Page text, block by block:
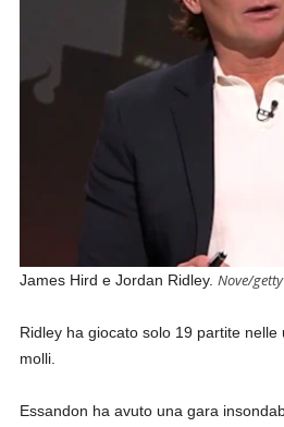
James Hird e Jordan Ridley. Nove/getty
Ridley ha giocato solo 19 partite
molli.
Essandon ha avuto una gara